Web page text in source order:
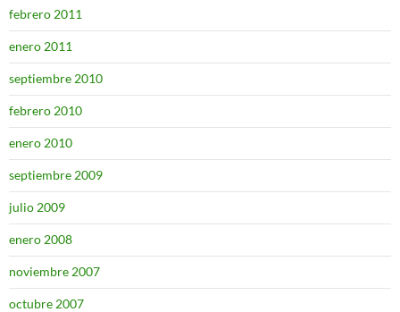
febrero 2011
enero 2011
septiembre 2010
febrero 2010
enero 2010
septiembre 2009
julio 2009
enero 2008
noviembre 2007
octubre 2007